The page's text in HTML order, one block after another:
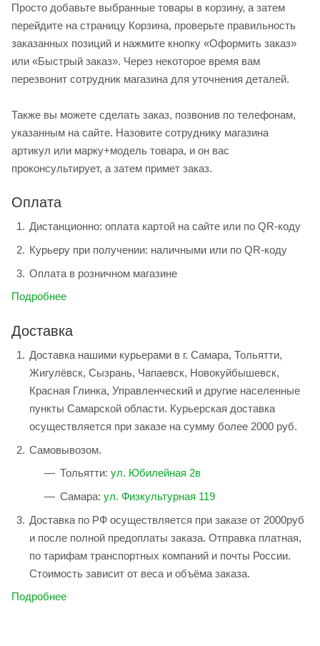
Просто добавьте выбранные товары в корзину, а затем
перейдите на страницу Корзина, проверьте правильность
заказанных позиций и нажмите кнопку «Оформить заказ»
или «Быстрый заказ». Через некоторое время вам
перезвонит сотрудник магазина для уточнения деталей.
Также вы можете сделать заказ, позвонив по телефонам,
указанным на сайте. Назовите сотруднику магазина
артикул или марку+модель товара, и он вас
проконсультирует, а затем примет заказ.
Оплата
Дистанционно: оплата картой на сайте или по QR-коду
Курьеру при получении: наличными или по QR-коду
Оплата в розничном магазине
Подробнее
Доставка
Доставка нашими курьерами в г. Самара, Тольятти,
Жигулёвск, Сызрань, Чапаевск, Новокуйбышевск,
Красная Глинка, Управленческий и другие населенные
пункты Самарской области. Курьерская доставка
осуществляется при заказе на сумму более 2000 руб.
Самовывозом.
Тольятти: ул. Юбилейная 2в
Самара: ул. Физкультурная 119
Доставка по РФ осуществляется при заказе от 2000руб
и после полной предоплаты заказа. Отправка платная,
по тарифам транспортных компаний и почты России.
Стоимость зависит от веса и объёма заказа.
Подробнее